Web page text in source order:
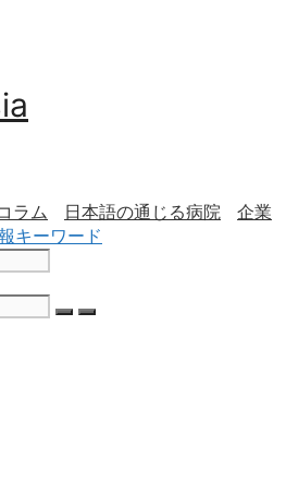
ラム 日本語の通じる病院
企業
キーワード